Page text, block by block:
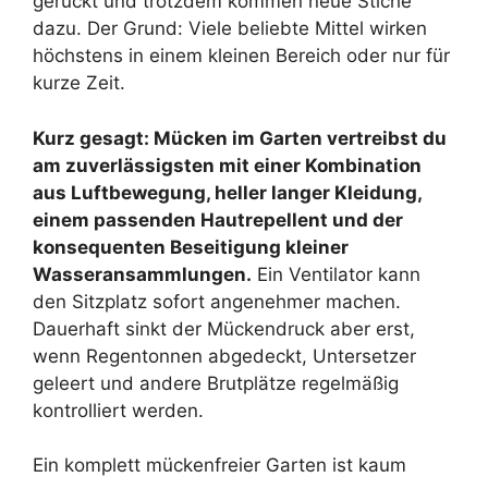
dazu. Der Grund: Viele beliebte Mittel wirken
höchstens in einem kleinen Bereich oder nur für
kurze Zeit.
Kurz gesagt: Mücken im Garten vertreibst du
am zuverlässigsten mit einer Kombination
aus Luftbewegung, heller langer Kleidung,
einem passenden Hautrepellent und der
konsequenten Beseitigung kleiner
Wasseransammlungen. Ein Ventilator kann
den Sitzplatz sofort angenehmer machen.
Dauerhaft sinkt der Mückendruck aber erst,
wenn Regentonnen abgedeckt, Untersetzer
geleert und andere Brutplätze regelmäßig
kontrolliert werden.
Ein komplett mückenfreier Garten ist kaum